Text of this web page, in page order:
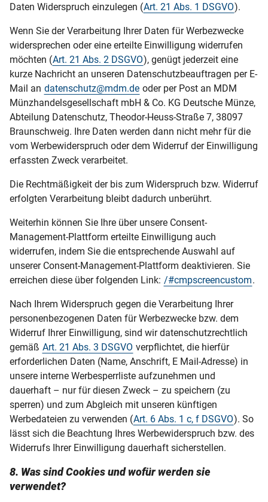
Daten Widerspruch einzulegen (Art. 21 Abs. 1 DSGVO).
Wenn Sie der Verarbeitung Ihrer Daten für Werbezwecke
widersprechen oder eine erteilte Einwilligung widerrufen
möchten (Art. 21 Abs. 2 DSGVO), genügt jederzeit eine
kurze Nachricht an unseren Datenschutzbeauftragen per E-
Mail an datenschutz@mdm.de oder per Post an MDM
Münzhandelsgesellschaft mbH & Co. KG Deutsche Münze,
Abteilung Datenschutz, Theodor-Heuss-Straße 7, 38097
Braunschweig. Ihre Daten werden dann nicht mehr für die
vom Werbewiderspruch oder dem Widerruf der Einwilligung
erfassten Zweck verarbeitet.
Die Rechtmäßigkeit der bis zum Widerspruch bzw. Widerruf
erfolgten Verarbeitung bleibt dadurch unberührt.
Weiterhin können Sie Ihre über unsere Consent-
Management-Plattform erteilte Einwilligung auch
widerrufen, indem Sie die entsprechende Auswahl auf
unserer Consent-Management-Plattform deaktivieren. Sie
erreichen diese über folgenden Link: /#cmpscreencustom.
Nach Ihrem Widerspruch gegen die Verarbeitung Ihrer
personenbezogenen Daten für Werbezwecke bzw. dem
Widerruf Ihrer Einwilligung, sind wir datenschutzrechtlich
gemäß Art. 21 Abs. 3 DSGVO verpflichtet, die hierfür
erforderlichen Daten (Name, Anschrift, E Mail-Adresse) in
unsere interne Werbesperrliste aufzunehmen und
dauerhaft – nur für diesen Zweck – zu speichern (zu
sperren) und zum Abgleich mit unseren künftigen
Werbedateien zu verwenden (Art. 6 Abs. 1 c, f DSGVO). So
lässt sich die Beachtung Ihres Werbewiderspruch bzw. des
Widerrufs Ihrer Einwilligung dauerhaft sicherstellen.
8. Was sind Cookies und wofür werden sie
verwendet?